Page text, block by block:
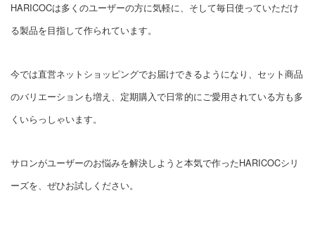
HARICOCは多くのユーザーの方に気軽に、そして毎日使っていただけ
る製品を目指して作られています。
今では直営ネットショッピングでお届けできるようになり、セット商品
のバリエーションも増え、定期購入で日常的にご愛用されている方も多
くいらっしゃいます。
サロンがユーザーのお悩みを解決しようと本気で作ったHARICOCシリ
ーズを、ぜひお試しください。